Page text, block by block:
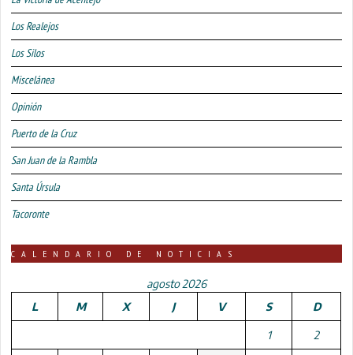
Los Realejos
Los Silos
Miscelánea
Opinión
Puerto de la Cruz
San Juan de la Rambla
Santa Úrsula
Tacoronte
CALENDARIO DE NOTICIAS
agosto 2026
L
M X J V S D
1 2